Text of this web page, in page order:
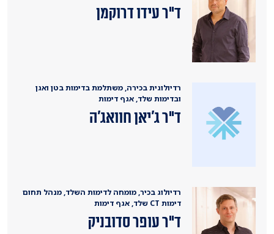
ד"ר עידו דרוקמן
רדיולוגית בכירה, משתלמת בדימות בטן ואגן
ובדימות שלד, אגף דימות
ד"ר ג׳יאן חוואג׳ה
רדיולוג בכיר, מומחה לדימות השלד, מנהל תחום
דימות CT שלד, אגף דימות
ד"ר עופר סדובניק